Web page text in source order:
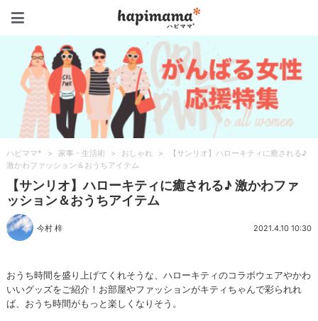
ハピママ* > 家事・生活術 > おしゃれ >
【サンリオ】ハローキティに癒される♪
激かわファッション＆おうちアイテム
【サンリオ】ハローキティに癒される♪ 激かわファ
ッション＆おうちアイテム
今村 梓 2021.4.10 10:30
おうち時間を盛り上げてくれそうな、ハローキティのコラボウェアやかわ
いいグッズをご紹介！お部屋やファッションがキティちゃんで彩られれ
ば、おうち時間がもっと楽しくなりそう。